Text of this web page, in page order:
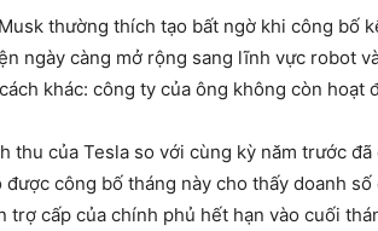
thường thích tạo bất ngờ khi công bố
ngày càng mở rộng sang lĩnh vực robot
khác: công ty của ông không còn hoạt
thu của Tesla so với cùng kỳ năm trước
được công bố tháng này cho thấy doanh
trợ cấp của chính phủ hết hạn vào cuối